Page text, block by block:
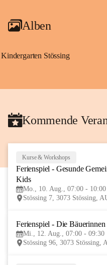
Alben
Kindergarten Stössing
Kommende
Kurse & Workshops
Ferienspiel - Gesunde
Kids
Mo., 10. Aug., 07:00 - 10:00
Stössing 7, 3073 Stössing,
Ferienspiel - Die
Mi., 12. Aug., 07:00 - 09:30
Stössing 96, 3073 Stössing,